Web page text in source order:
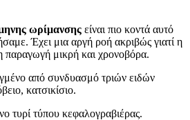
ωρίμανσης είναι πιο κοντά αυτό
Έχει μια αργή ροή ακριβώς γιατί η
παραγωγή μικρή και χρονοβόρα.
από συνδυασμό τριών ειδών
κατσικίσιο.
τυρί τύπου κεφαλογραβιέρας.